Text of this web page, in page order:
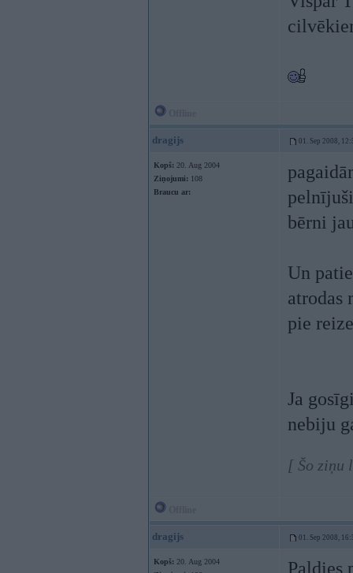
dragijs 01. Sep 2008,
Kopš: 20. Aug 2004
Ziņojumi: 108
Braucu ar:
bērni
Un
atrodas
pie
Ja
nebiju
[ Šo ziņu
dragijs 01. Sep 2008,
Kopš: 20. Aug 2004
Paldies